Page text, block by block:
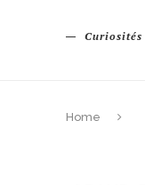
Curiosités
Home